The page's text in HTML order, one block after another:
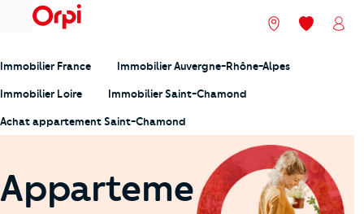
menu Nos agences
Mes
Immobilier France Immobilier Auvergne-Rhône-Alpes
Immobilier Loire Immobilier Saint-Chamond
Achat appartement Saint-Chamond
Apparteme